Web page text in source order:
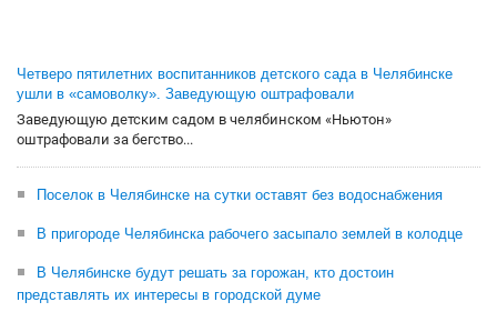
Четверо пятилетних воспитанников детского сада в Челябинске
ушли в «самоволку». Заведующую оштрафовали
Заведующую детским садом в челябинском «Ньютон»
оштрафовали за бегство...
Поселок в Челябинске на сутки оставят без водоснабжения
В пригороде Челябинска рабочего засыпало землей в колодце
В Челябинске будут решать за горожан, кто достоин
представлять их интересы в городской думе